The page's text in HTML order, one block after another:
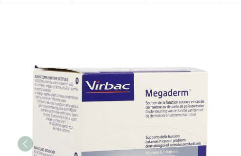
Megaderm Solution Orale